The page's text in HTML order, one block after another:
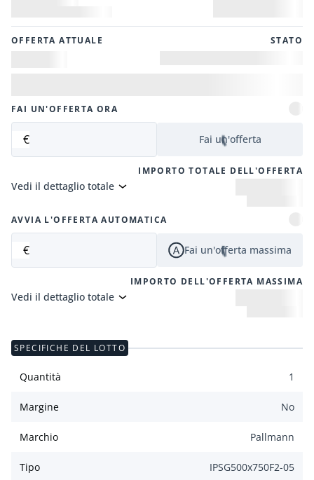
OFFERTA ATTUALE STATO
FAI UN'OFFERTA ORA
€ Fai un'offerta
IMPORTO TOTALE DELL'OFFERTA
Vedi il dettaglio totale
AVVIA L'OFFERTA AUTOMATICA
€ Fai un'offerta massima
IMPORTO DELL'OFFERTA MASSIMA
Vedi il dettaglio totale
SPECIFICHE DEL LOTTO
Quantità 1
Margine No
Marchio Pallmann
Tipo IPSG500x750F2-05